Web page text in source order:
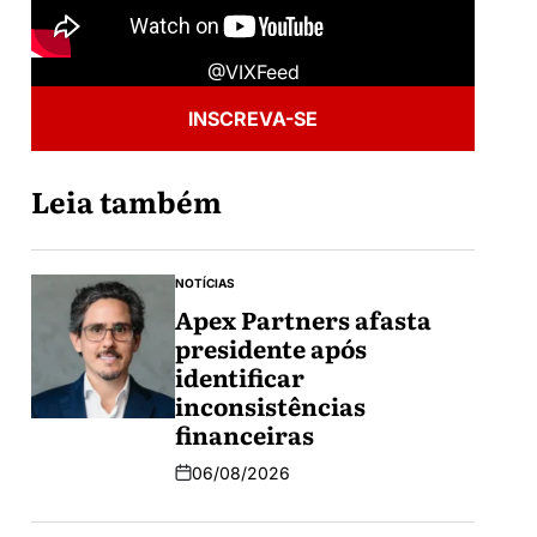
@VIXFeed
INSCREVA-SE
Leia também
NOTÍCIAS
Apex Partners afasta
presidente após
identificar
inconsistências
financeiras
06/08/2026